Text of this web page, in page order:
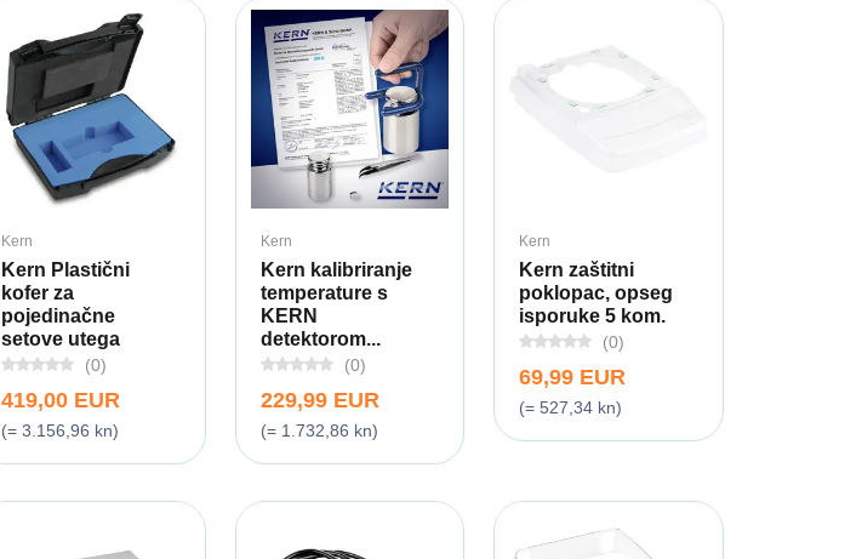
Kern
Kern Plastični
kofer za
pojedinačne
setove utega
(0)
419,00 EUR
(= 3.156,96 kn)
Kern
Kern kalibriranje
temperature s
KERN
detektorom...
(0)
229,99 EUR
(= 1.732,86 kn)
Kern
Kern zaštitni
poklopac, opseg
isporuke 5 kom.
(0)
69,99 EUR
(= 527,34 kn)